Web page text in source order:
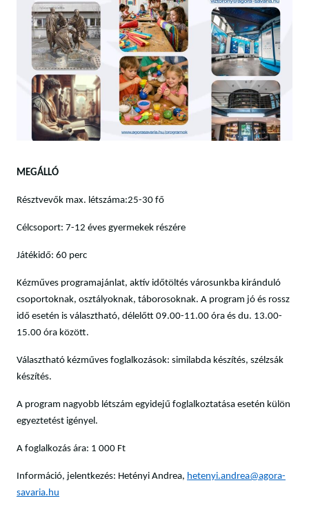
MEGÁLLÓ
Résztvevők max. létszáma:25-30 fő
Célcsoport: 7-12 éves gyermekek részére
Játékidő: 60 perc
Kézműves programajánlat, aktív időtöltés városunkba kiránduló
csoportoknak, osztályoknak, táborosoknak. A program jó és rossz
idő esetén is választható, délelőtt 09.00-11.00 óra és du. 13.00-
15.00 óra között.
Választható kézműves foglalkozások: similabda készítés, szélzsák
készítés.
A program nagyobb létszám egyidejű foglalkoztatása esetén külön
egyeztetést igényel.
A foglalkozás ára: 1 000 Ft
Információ, jelentkezés: Hetényi Andrea, hetenyi.andrea@agora-
savaria.hu